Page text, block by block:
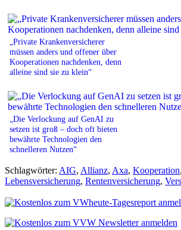
„Private Krankenversicherer
müssen anders und offener über
Kooperationen nachdenken, denn
alleine sind sie zu klein“
„Die Verlockung auf GenAI zu
setzen ist groß – doch oft bieten
bewährte Technologien den
schnelleren Nutzen“
Schlagwörter: AIG, Allianz, Axa, Kooperation,
Lebensversicherung, Rentenversicherung,